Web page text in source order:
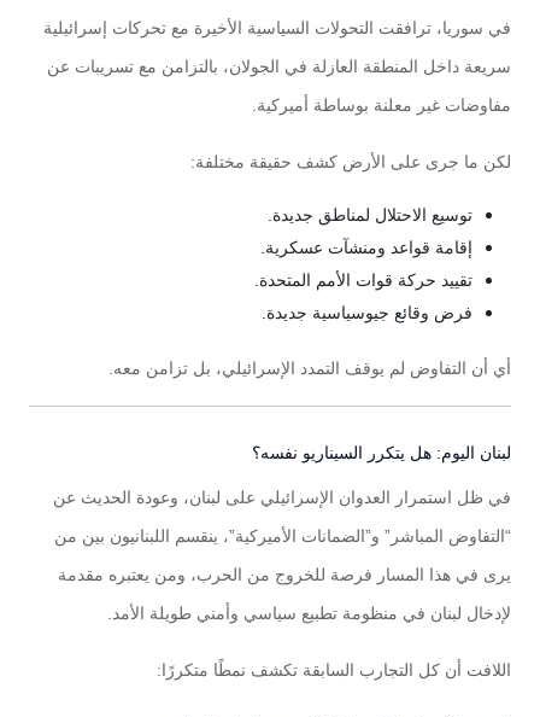
في سوريا، ترافقت التحولات السياسية الأخيرة مع تحركات إسرائيلية
سريعة داخل المنطقة العازلة في الجولان، بالتزامن مع تسريبات عن
مفاوضات غير معلنة بوساطة أميركية.
لكن ما جرى على الأرض كشف حقيقة مختلفة:
توسيع الاحتلال لمناطق جديدة.
إقامة قواعد ومنشآت عسكرية.
تقييد حركة قوات الأمم المتحدة.
فرض وقائع جيوسياسية جديدة.
أي أن التفاوض لم يوقف التمدد الإسرائيلي، بل تزامن معه.
لبنان اليوم: هل يتكرر السيناريو نفسه؟
في ظل استمرار العدوان الإسرائيلي على لبنان، وعودة الحديث عن
“التفاوض المباشر” و”الضمانات الأميركية”، ينقسم اللبنانيون بين من
يرى في هذا المسار فرصة للخروج من الحرب، ومن يعتبره مقدمة
لإدخال لبنان في منظومة تطبيع سياسي وأمني طويلة الأمد.
اللافت أن كل التجارب السابقة تكشف نمطًا متكررًا: